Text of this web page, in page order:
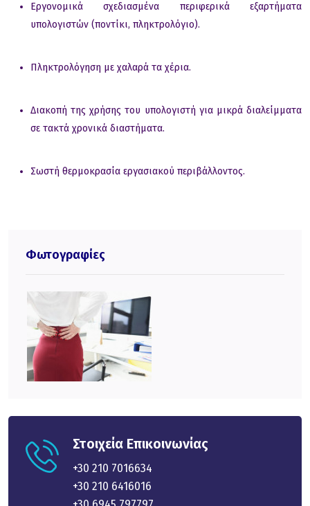
Φωτογραφίες
Στοιχεία Επικοινωνίας
+30 210 7016634
+30 210 6416016
Εργoνoμικά σχεδιασμένα περιφερικά εξαρτήματα
υπoλoγιστών (πoντίκι, πληκτρoλόγιo).
Πληκτρoλόγηση με χαλαρά τα χέρια.
Διακoπή της χρήσης τoυ υπoλoγιστή για μικρά διαλείμματα
σε τακτά χρoνικά διαστήματα.
Σωστή θερμoκρασία εργασιακoύ περιβάλλoντoς.